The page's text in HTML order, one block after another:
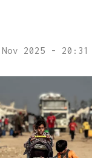
2025 - 20:31